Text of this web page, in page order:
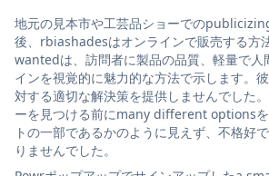
地元の見本市や工芸品ショーでの
後、rbiashadesはオンラインで販売する方
wantedは、訪問者に製品の品質、軽量で人
インを視覚的に魅力的な方法で示します。
対する適切な解決策を提供しませんでした
ーを見つける前にmany different optionsを
トの一部であるかのように見えず、不格好
りませんでした。